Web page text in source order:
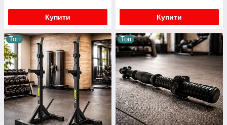
Купити Купити
Топ Топ